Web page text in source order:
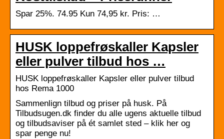
Spar 25%. 74.95 Kun 74,95 kr. Pris: …
HUSK loppefrøskaller Kapsler
eller pulver tilbud hos …
HUSK loppefrøskaller Kapsler eller pulver tilbud
hos Rema 1000
Sammenlign tilbud og priser på husk. På
Tilbudsugen.dk finder du alle ugens aktuelle tilbud
og tilbudsaviser på ét samlet sted – klik her og
spar penge nu!